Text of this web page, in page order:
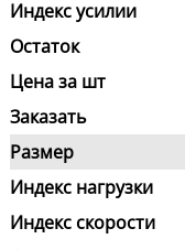
Индекс усилии
Остаток
Цена за шт
Заказать
Размер
Индекс нагрузки
Индекс скорости